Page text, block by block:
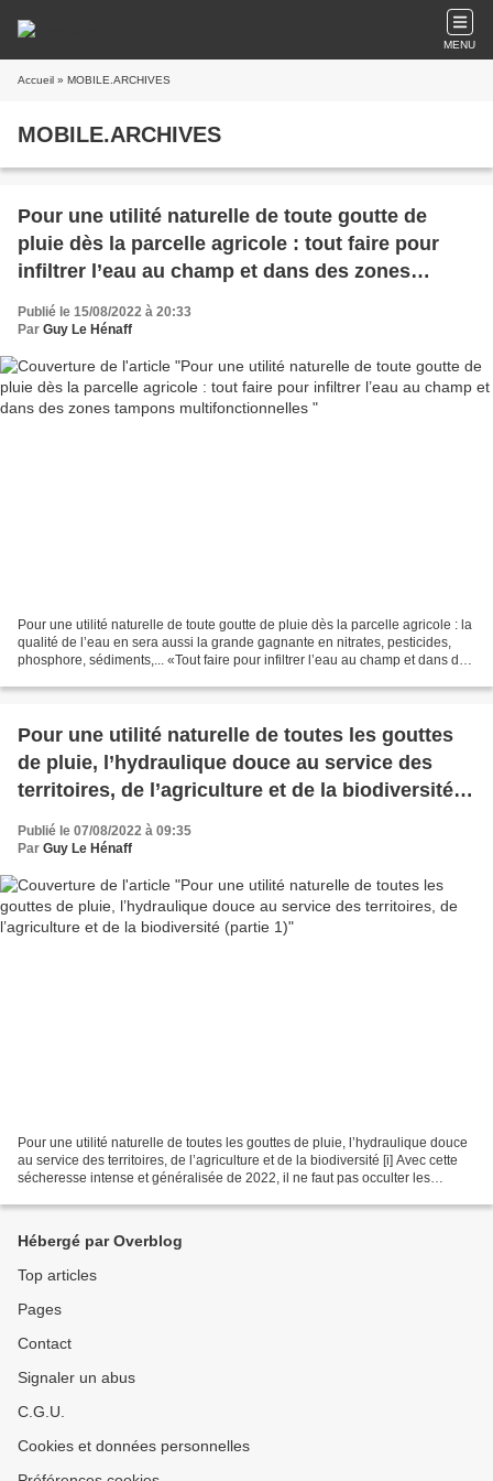
MENU
Accueil » MOBILE.ARCHIVES
MOBILE.ARCHIVES
Pour une utilité naturelle de toute goutte de
pluie dès la parcelle agricole : tout faire pour
infiltrer l’eau au champ et dans des zones
tampons multifonctionnelles
Publié le 15/08/2022 à 20:33
Par Guy Le Hénaff
Pour une utilité naturelle de toute goutte de pluie dès la parcelle agricole : la
qualité de l’eau en sera aussi la grande gagnante en nitrates, pesticides,
phosphore, sédiments,... «Tout faire pour infiltrer l’eau au champ et dans des
Pour une utilité naturelle de toutes les gouttes
de pluie, l’hydraulique douce au service des
territoires, de l’agriculture et de la biodiversité
Publié le 07/08/2022 à 09:35
Par Guy Le Hénaff
Pour une utilité naturelle de toutes les gouttes de pluie, l’hydraulique douce
au service des territoires, de l’agriculture et de la biodiversité [i] Avec cette
sécheresse intense et généralisée de 2022, il ne faut pas occulter les
Hébergé par Overblog
Top articles
Pages
Contact
Signaler un abus
C.G.U.
Cookies et données personnelles